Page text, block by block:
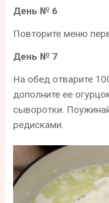
День № 6
Повторите меню
День № 7
На обед отварите
дополните ее
сыворотки.
редисками.